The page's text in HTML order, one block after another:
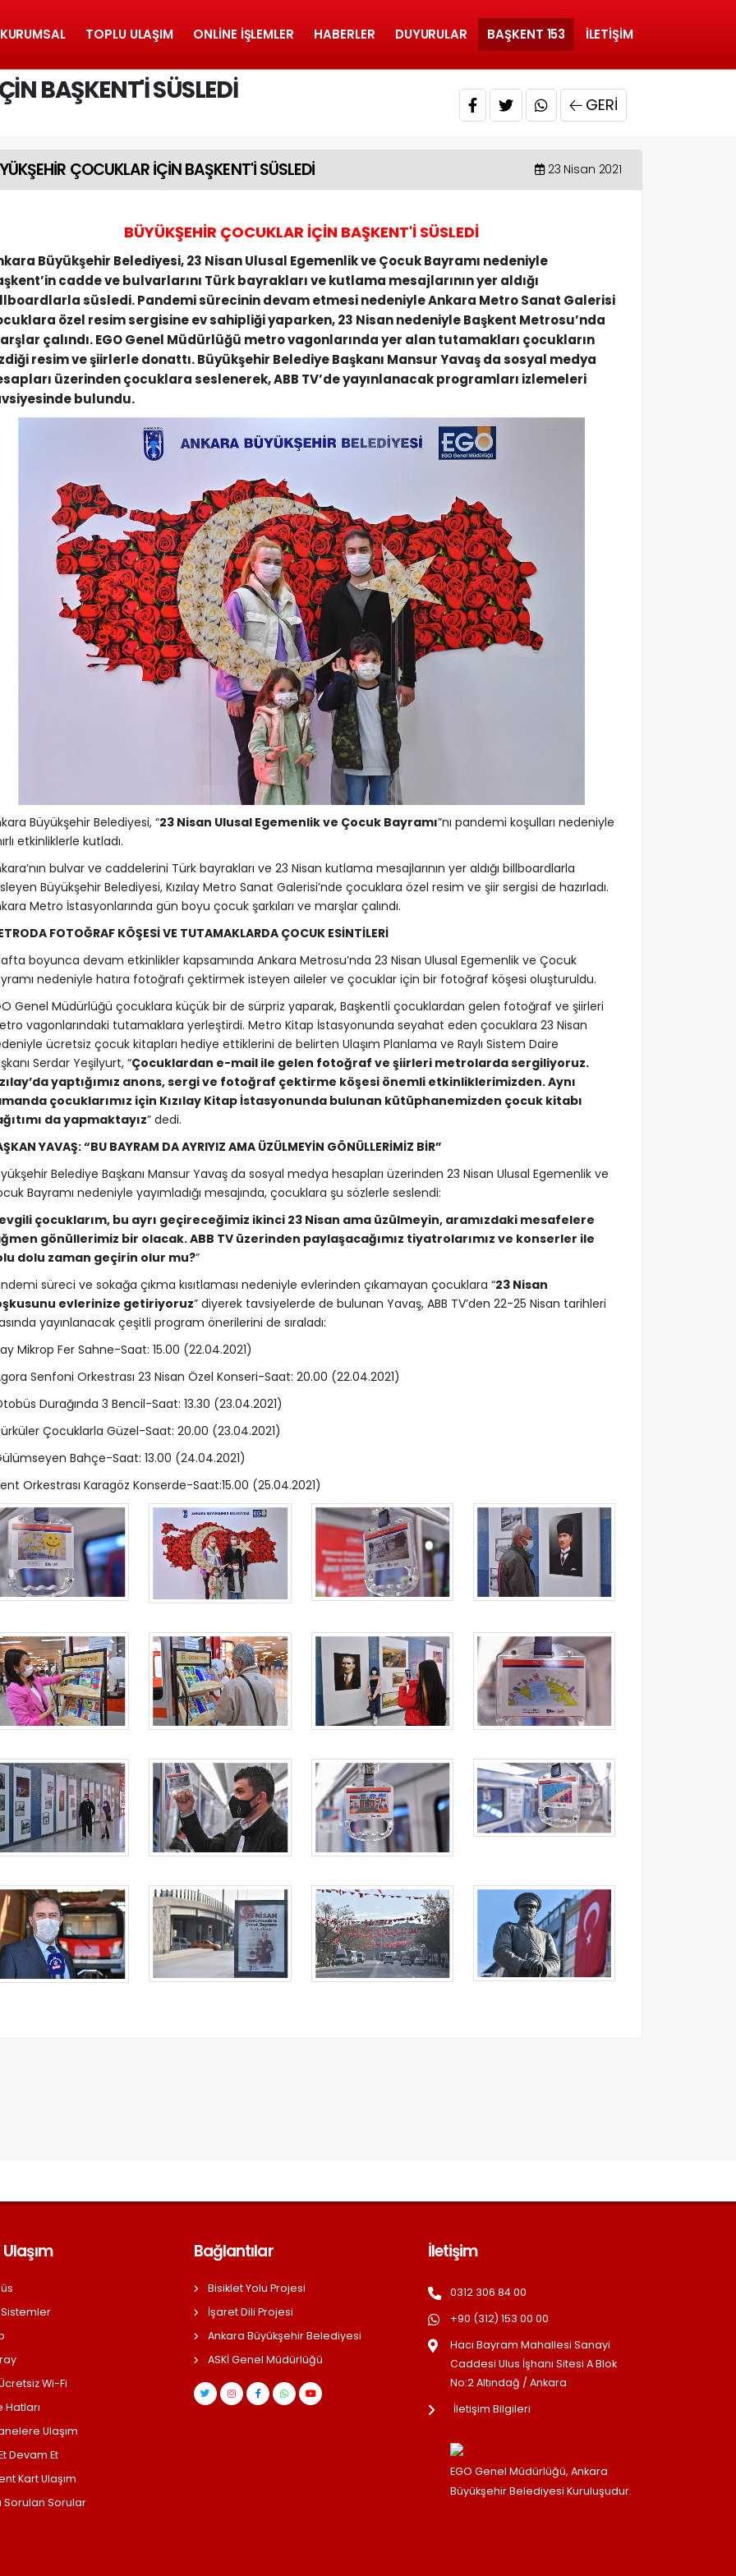
KURUMSAL TOPLU ULAŞIM ONLINE İŞLEMLER HABERLER DUYURULAR BAŞKENT 153 İLETIŞIM
BAŞKENT'İ SÜSLEDİ GERI
ÇOCUKLAR İÇİN BAŞKENT'İ SÜSLEDİ 23 Nisan 2021
BÜYÜKŞEHİR ÇOCUKLAR İÇİN BAŞKENT'İ SÜSLEDİ
Büyükşehir Belediyesi, 23 Nisan Ulusal Egemenlik ve Çocuk Bayramı nedeniyle
cadde ve bulvarlarını Türk bayrakları ve kutlama mesajlarının yer aldığı
süsledi. Pandemi sürecinin devam etmesi nedeniyle Ankara Metro Sanat Galerisi
özel resim sergisine ev sahipliği yaparken, 23 Nisan nedeniyle Başkent Metrosu’nda
çalındı. EGO Genel Müdürlüğü metro vagonlarında yer alan tutamakları çocukların
resim ve şiirlerle donattı. Büyükşehir Belediye Başkanı Mansur Yavaş da sosyal medya
üzerinden çocuklara seslenerek, ABB TV’de yayınlanacak programları izlemeleri
bulundu.
Büyükşehir Belediyesi, “23 Nisan Ulusal Egemenlik ve Çocuk Bayramı”nı pandemi koşulları nedeniyle
etkinliklerle kutladı.
bulvar ve caddelerini Türk bayrakları ve 23 Nisan kutlama mesajlarının yer aldığı billboardlarla
Büyükşehir Belediyesi, Kızılay Metro Sanat Galerisi’nde çocuklara özel resim ve şiir sergisi de hazırladı.
Metro İstasyonlarında gün boyu çocuk şarkıları ve marşlar çalındı.
FOTOĞRAF KÖŞESİ VE TUTAMAKLARDA ÇOCUK ESİNTİLERİ
boyunca devam etkinlikler kapsamında Ankara Metrosu’nda 23 Nisan Ulusal Egemenlik ve Çocuk
nedeniyle hatıra fotoğrafı çektirmek isteyen aileler ve çocuklar için bir fotoğraf köşesi oluşturuldu.
Genel Müdürlüğü çocuklara küçük bir de sürpriz yaparak, Başkentli çocuklardan gelen fotoğraf ve şiirleri
vagonlarındaki tutamaklara yerleştirdi. Metro Kitap İstasyonunda seyahat eden çocuklara 23 Nisan
ücretsiz çocuk kitapları hediye ettiklerini de belirten Ulaşım Planlama ve Raylı Sistem Daire
Serdar Yeşilyurt, “Çocuklardan e-mail ile gelen fotoğraf ve şiirleri metrolarda sergiliyoruz.
yaptığımız anons, sergi ve fotoğraf çektirme köşesi önemli etkinliklerimizden. Aynı
çocuklarımız için Kızılay Kitap İstasyonunda bulunan kütüphanemizden çocuk kitabı
da yapmaktayız” dedi.
YAVAŞ: “BU BAYRAM DA AYRIYIZ AMA ÜZÜLMEYİN GÖNÜLLERİMİZ BİR”
Belediye Başkanı Mansur Yavaş da sosyal medya hesapları üzerinden 23 Nisan Ulusal Egemenlik ve
Bayramı nedeniyle yayımladığı mesajında, çocuklara şu sözlerle seslendi:
çocuklarım, bu ayrı geçireceğimiz ikinci 23 Nisan ama üzülmeyin, aramızdaki mesafelere
gönüllerimiz bir olacak. ABB TV üzerinden paylaşacağımız tiyatrolarımız ve konserler ile
dolu zaman geçirin olur mu?”
süreci ve sokağa çıkma kısıtlaması nedeniyle evlerinden çıkamayan çocuklara “23 Nisan
evlerinize getiriyoruz” diyerek tavsiyelerde de bulunan Yavaş, ABB TV’den 22-25 Nisan tarihleri
yayınlanacak çeşitli program önerilerini de sıraladı:
Mikrop Fer Sahne-Saat: 15.00 (22.04.2021)
Senfoni Orkestrası 23 Nisan Özel Konseri-Saat: 20.00 (22.04.2021)
Durağında 3 Bencil-Saat: 13.30 (23.04.2021)
Çocuklarla Güzel-Saat: 20.00 (23.04.2021)
Bahçe-Saat: 13.00 (24.04.2021)
Orkestrası Karagöz Konserde-Saat:15.00 (25.04.2021)
Sistemler
Wi-Fi
Hatları
Ulaşım
Devam Et
Kart Ulaşım
Sorulan Sorular
Bağlantılar
Bisiklet Yolu Projesi
İşaret Dili Projesi
Ankara Büyükşehir Belediyesi
ASKİ Genel Müdürlüğü
İletişim
0312 306 84 00
+90 (312) 153 00 00
Hacı Bayram Mahallesi Sanayi
Caddesi Ulus İşhanı Sitesi A Blok
No:2 Altındağ / Ankara
İletişim Bilgileri
EGO Genel Müdürlüğü, Ankara
Büyükşehir Belediyesi Kuruluşudur.